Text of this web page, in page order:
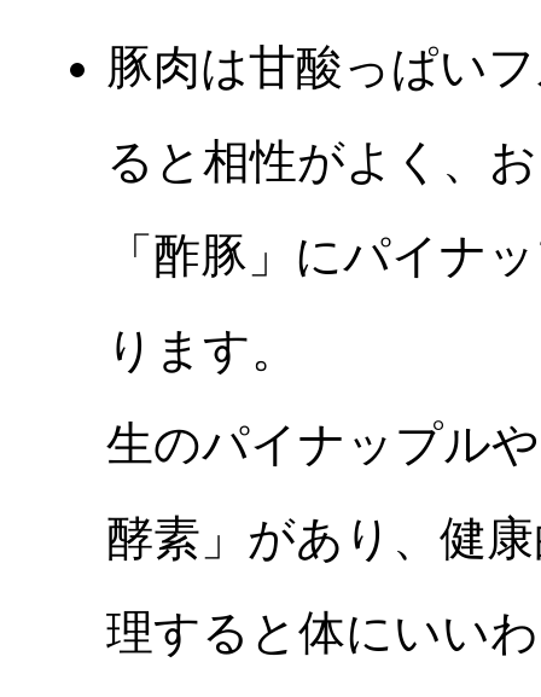
豚肉は甘酸っぱい
ると相性がよく、
「酢豚」にパイナ
ります。
生のパイナップル
酵素」があり、健
理すると体にいい